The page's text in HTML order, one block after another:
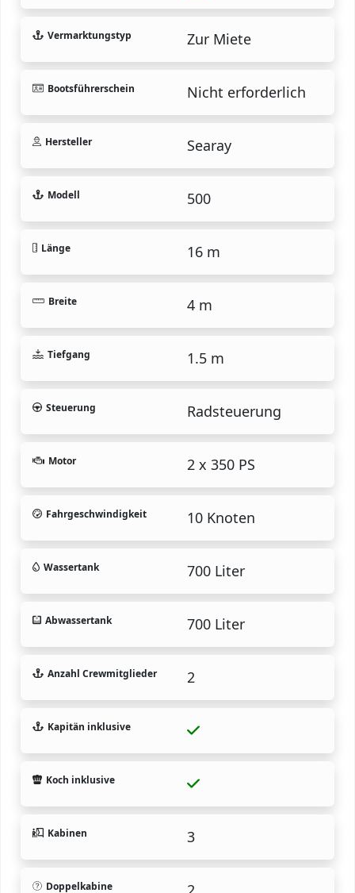
Vermarktungstyp Zur Miete
Bootsführerschein Nicht erforderlich
Hersteller Searay
Modell 500
Länge 16 m
Breite 4 m
Tiefgang 1.5 m
Steuerung Radsteuerung
Motor 2 x 350 PS
Fahrgeschwindigkeit 10 Knoten
Wassertank 700 Liter
Abwassertank 700 Liter
Anzahl Crewmitglieder 2
Kapitän inklusive
Koch inklusive
Kabinen 3
Doppelkabine